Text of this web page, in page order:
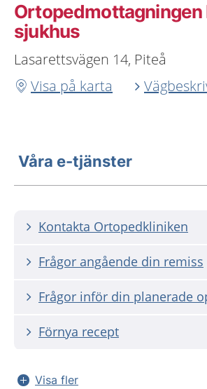
Ortopedmottagningen
sjukhus
Lasarettsvägen 14, Piteå
Visa på karta
Våra e-tjänster
Kontakta Ortopedkliniken
Frågor angående din remiss
Frågor inför din planerade
Förnya recept
Visa fler